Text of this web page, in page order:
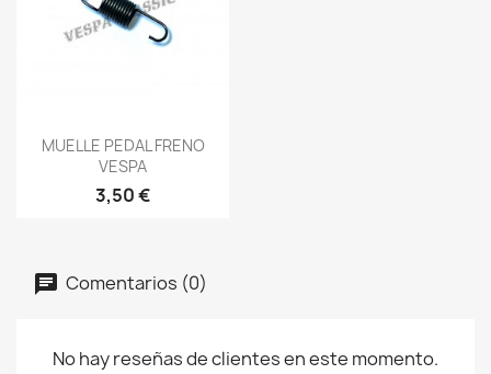
 Vista rápida
MUELLE PEDAL FRENO
VESPA
3,50 €
Comentarios (0)
No hay reseñas de clientes en este momento.